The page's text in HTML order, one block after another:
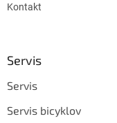
Kontakt
Servis
Servis
Servis bicyklov